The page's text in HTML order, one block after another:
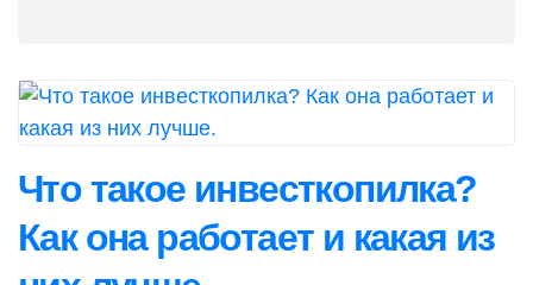
Что такое инвесткопилка?
Как она работает и какая из